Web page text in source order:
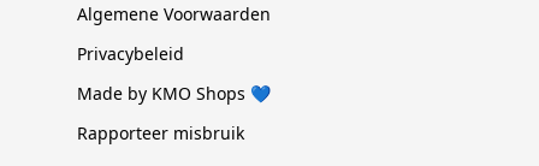
Algemene Voorwaarden
Privacybeleid
Made by KMO Shops 💙
Rapporteer misbruik